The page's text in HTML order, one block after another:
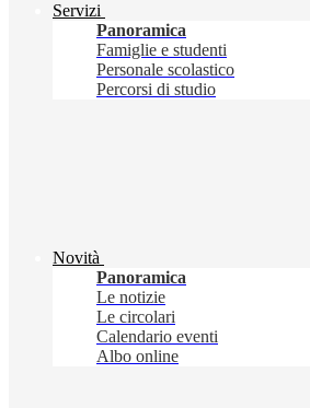
Servizi
Panoramica
Famiglie e studenti
Personale scolastico
Percorsi di studio
Novità
Panoramica
Le notizie
Le circolari
Calendario eventi
Albo online